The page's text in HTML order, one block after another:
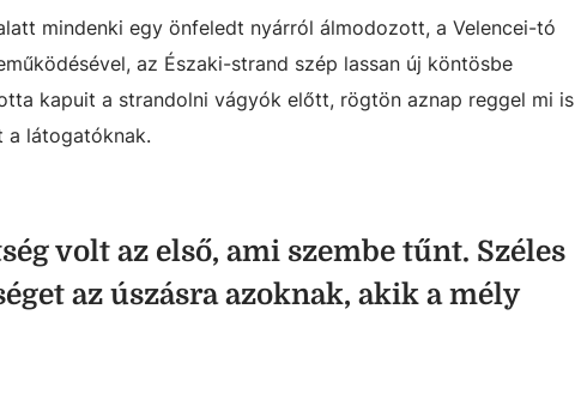
mindenki egy önfeledt nyárról álmodozott, a Velencei-tó
az Északi-strand szép lassan új köntösbe
kapuit a strandolni vágyók előtt, rögtön aznap reggel mi is
a látogatóknak.
volt az első, ami szembe tűnt. Széles
az úszásra azoknak, akik a mély